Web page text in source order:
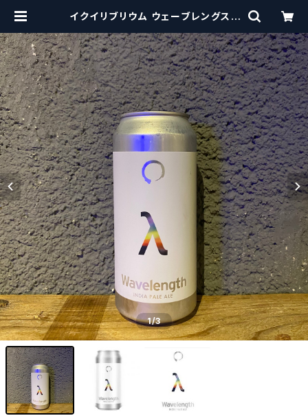
イクイリブリウム ウェーブレングス /
トビール】 | craftbeerscissors
1/3